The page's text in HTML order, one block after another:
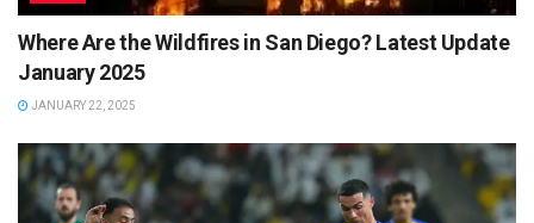
Where Are the Wildfires in San Diego? Latest Update
January 2025
JANUARY 22, 2025